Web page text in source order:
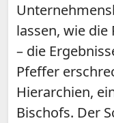
lassen, wie
– die
Pfeffer
Hierarchien,
Bischofs. Der